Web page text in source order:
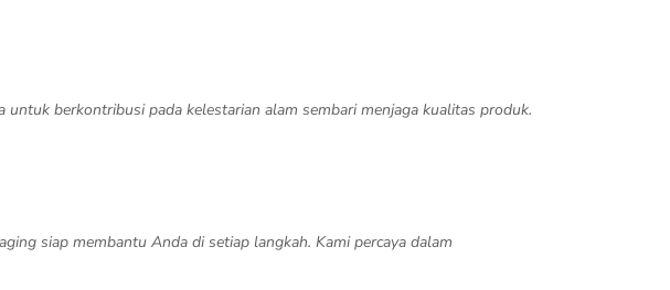
berkontribusi pada kelestarian alam sembari menjaga kualitas produk.
siap membantu Anda di setiap langkah. Kami percaya dalam